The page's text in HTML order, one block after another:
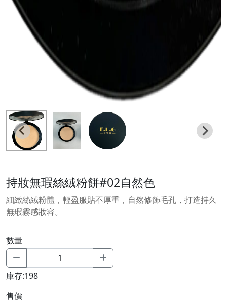
持妝無瑕絲絨粉餅#02自然色
細緻絲絨粉體，輕盈服貼不厚重，自然修飾毛孔，打造持久
無瑕霧感妝容。
數量
庫存:198
售價